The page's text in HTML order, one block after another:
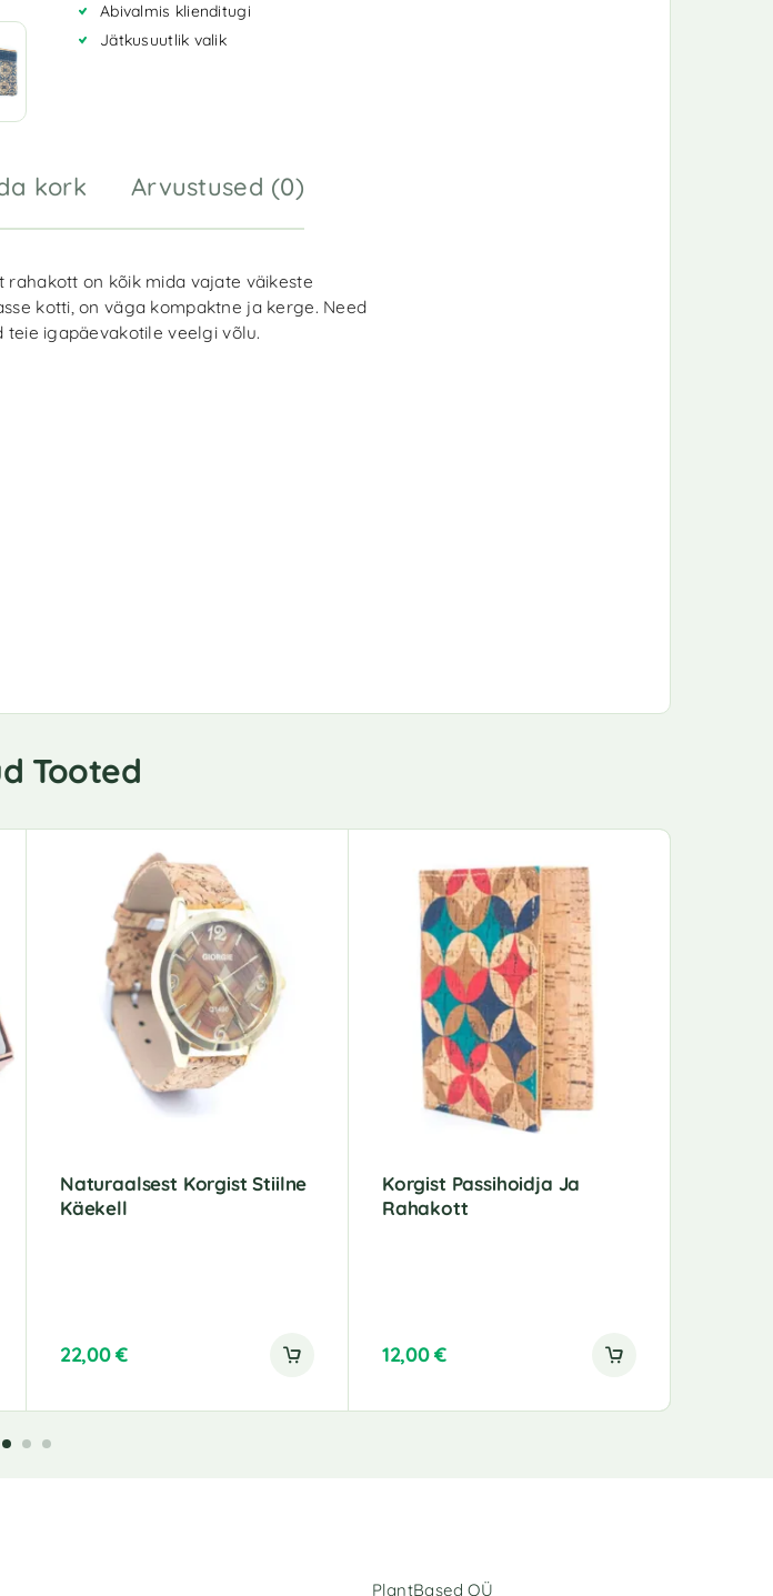
:
Abivalmis klienditugi
Jätkusuutlik valik
kork Arvustused (0)
on kõik mida vajate väikeste
kotti, on väga kompaktne ja kerge. Need
igapäevakotile veelgi võlu.
Tooted
Naturaalsest Korgist Stiilne
Käekell
22,00€
Korgist Passihoidja Ja
Rahakott
12,00€
PlantBased OÜ